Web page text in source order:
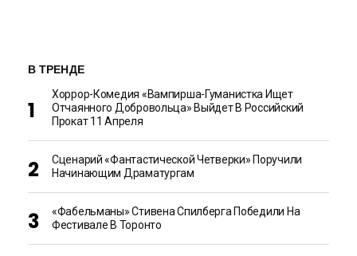
В ТРЕНДЕ
Хоррор-Комедия «Вампирша-Гуманистка Ищет
Отчаянного Добровольца» Выйдет В Российский
Прокат 11 Апреля
Сценарий «Фантастической Четверки» Поручили
Начинающим Драматургам
«Фабельманы» Стивена Спилберга Победили На
Фестивале В Торонто